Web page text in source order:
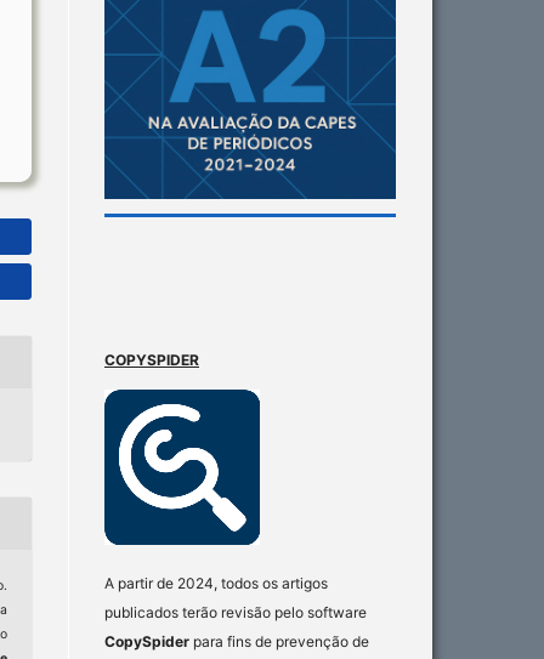
COPYSPIDER
A partir de 2024, todos os artigos
publicados terão revisão pelo software
CopySpider para fins de prevenção de